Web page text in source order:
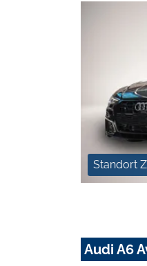
Standort
Audi A6